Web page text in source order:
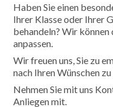
Haben Sie einen
Ihrer Klasse oder Ihrer
behandeln? Wir können
anpassen.
Wir freuen uns, Sie zu
nach Ihren Wünschen
Nehmen Sie mit uns
Anliegen mit.